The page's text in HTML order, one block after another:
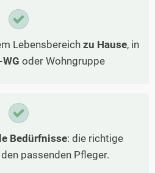
Lebensbereich zu Hause, in
oder Wohngruppe
Bedürfnisse: die richtige
passenden Pfleger.